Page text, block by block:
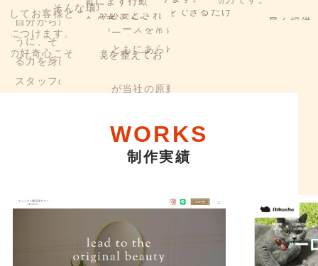
対応力は一番大切としているところです。
前にまず行動。
が今必要とされているものをできるだけ早く提供
環境を整えております。
軽さと対応力は一番大切としているところです。
悩んでる前にまず行動。
お客様が今必要とされているものをできるだけ早く提
そんな環境を整えております。
できる。
そんな環境を整えております。
お客様が今必要とされているものをできるだけ早く提供
できる。
そんな環境を整えております。
必要とされているものをできるだけ早く提供
を整えております。
軽さと対応力は一番大切としているところです。
悩んでる前にまず行動。
お客様が今必要とされているものをできるだけ早く
できる。
そんな環境を整えております。
できる。
そんな環境を整えております。
軽さと対応力は一番大切としているところです。
悩んでる前にまず行動。
お客様が今必要とされているものをできるだけ早く
できる。
軽さと対応力は一番大切としているところです
悩んでる前にまず行動。
お客様が今必要とされているものをできるだけ
そんな環境を整えております。
でる前にまず行動。
様が今必要とされているものをできるだけ早く提供
る。
な環境を整えております。
る力を身につけます。
スタッフの好奇心こそが当社の原動力です。
る力を身につけます。
スタッフの好奇心こそが当社の原動力です。
うに、そしてお客様とともにあらゆる状況にも対応でき
る力を身につけます。
スタッフの好奇心こそが当社の原動力です。
る力を身につけます。
スタッフの好奇心こそが当社の原動力です。
る力を身につけます。
スタッフの好奇心こそが当社の原動力です。
る力を身につけます。
スタッフの好奇心こそが当社の原動力です。
る力を身につけます。
スタッフの好奇心こそが当社の原動力です。
る力を身につけます。
スタッフの好奇心こそが当社の原動力です。
る力を身につけます。
スタッフの好奇心こそが当社の原動力です。
る力を身につけます。
スタッフの好奇心こそが当社の原動力です。
うに、 そしてお客様とともにあらゆる状況にも対応でき
る力を身につけます。
スタッフの好奇心こそが当社の原動力です。
そしてお客様とともにあらゆる状況にも対応でき
る力を身につけます。
スタッフの好奇心こそが当社の原動力です。
うに、 そしてお客様とともにあらゆる状況にも対応でき
る力を身につけます。
スタッフの好奇心こそが当社の原動力です。
る力を身につけます。
スタッフの好奇心こそが当社の原動力です。
る力を身につけます。
スタッフの好奇心こそが当社の原動力です。
WORKS
制作実績